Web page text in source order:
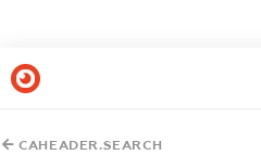
CAHEADER.SEARCH